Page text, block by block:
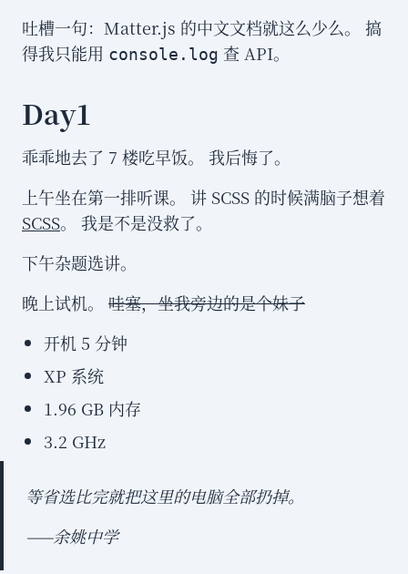
吐槽一句：Matter.js 的中文文档就这么少么。 搞
得我只能用 console.log 查 API。
Day1
乖乖地去了 7 楼吃早饭。 我后悔了。
上午坐在第一排听课。 讲 SCSS 的时候满脑子想着
SCSS。 我是不是没救了。
下午杂题选讲。
晚上试机。 哇塞，坐我旁边的是个妹子
开机 5 分钟
XP 系统
1.96 GB 内存
3.2 GHz
等省选比完就把这里的电脑全部扔掉。
——余姚中学